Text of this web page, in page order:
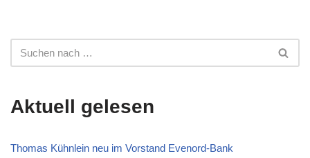
Aktuell gelesen
Thomas Kühnlein neu im Vorstand Evenord-Bank